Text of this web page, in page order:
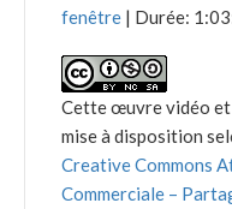
fenêtre | Durée:
Cette œuvre vidéo et
mise à disposition
Creative Commons
Commerciale –